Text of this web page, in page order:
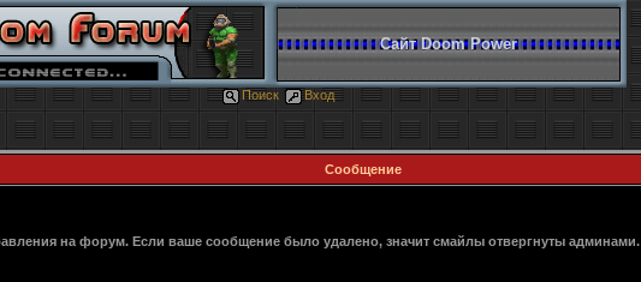
Сайт Doom Power
Поиск Вход
Сообщение
на форум. Если ваше сообщение было удалено, значит смайлы отвергнуты админами.